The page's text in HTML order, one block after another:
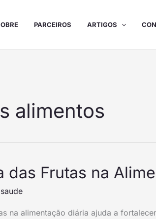
PARCEIROS ARTIGOS
alimentos
das Frutas na
na alimentação diária ajuda a